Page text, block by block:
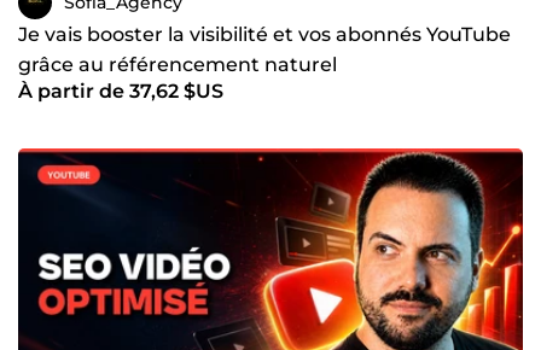
Je vais booster la visibilité et vos abonnés YouTube
grâce au référencement naturel
À partir de 37,62 $US